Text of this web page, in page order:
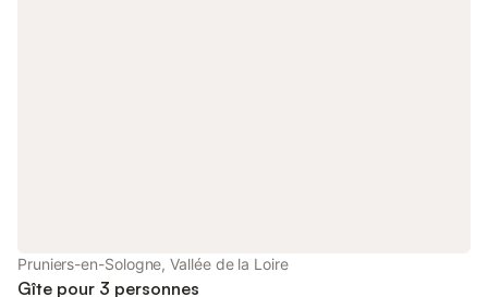
Pruniers-en-Sologne, Vallée de la Loire
Gîte pour 3 personnes